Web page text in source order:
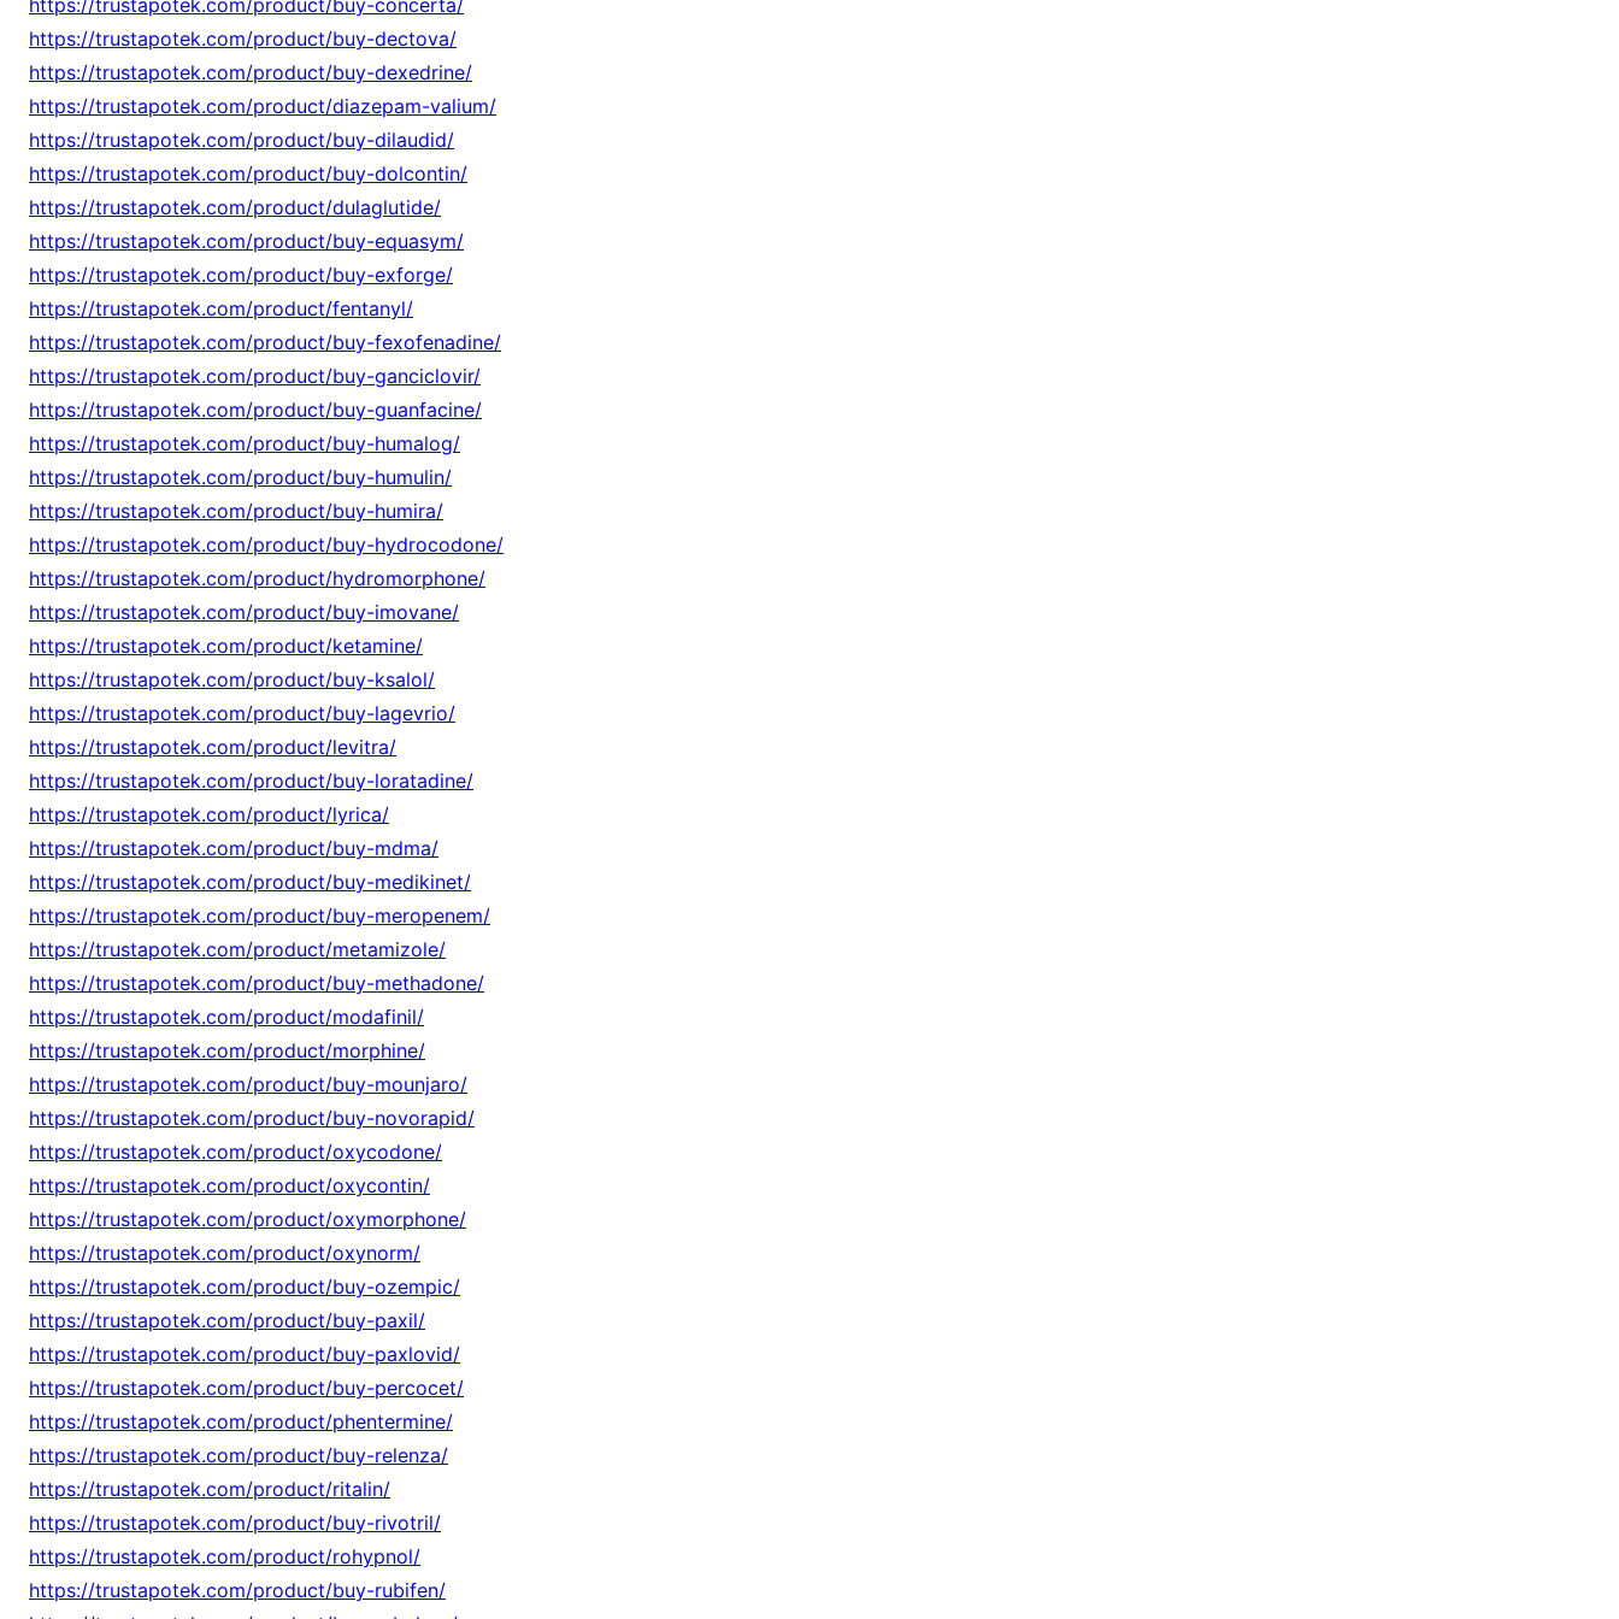
https://trustapotek.com/product/buy-dectova/
https://trustapotek.com/product/buy-dexedrine/
https://trustapotek.com/product/diazepam-valium/
https://trustapotek.com/product/buy-dilaudid/
https://trustapotek.com/product/buy-dolcontin/
https://trustapotek.com/product/dulaglutide/
https://trustapotek.com/product/buy-equasym/
https://trustapotek.com/product/buy-exforge/
https://trustapotek.com/product/fentanyl/
https://trustapotek.com/product/buy-fexofenadine/
https://trustapotek.com/product/buy-ganciclovir/
https://trustapotek.com/product/buy-guanfacine/
https://trustapotek.com/product/buy-humalog/
https://trustapotek.com/product/buy-humulin/
https://trustapotek.com/product/buy-humira/
https://trustapotek.com/product/buy-hydrocodone/
https://trustapotek.com/product/hydromorphone/
https://trustapotek.com/product/buy-imovane/
https://trustapotek.com/product/ketamine/
https://trustapotek.com/product/buy-ksalol/
https://trustapotek.com/product/buy-lagevrio/
https://trustapotek.com/product/levitra/
https://trustapotek.com/product/buy-loratadine/
https://trustapotek.com/product/lyrica/
https://trustapotek.com/product/buy-mdma/
https://trustapotek.com/product/buy-medikinet/
https://trustapotek.com/product/buy-meropenem/
https://trustapotek.com/product/metamizole/
https://trustapotek.com/product/buy-methadone/
https://trustapotek.com/product/modafinil/
https://trustapotek.com/product/morphine/
https://trustapotek.com/product/buy-mounjaro/
https://trustapotek.com/product/buy-novorapid/
https://trustapotek.com/product/oxycodone/
https://trustapotek.com/product/oxycontin/
https://trustapotek.com/product/oxymorphone/
https://trustapotek.com/product/oxynorm/
https://trustapotek.com/product/buy-ozempic/
https://trustapotek.com/product/buy-paxil/
https://trustapotek.com/product/buy-paxlovid/
https://trustapotek.com/product/buy-percocet/
https://trustapotek.com/product/phentermine/
https://trustapotek.com/product/buy-relenza/
https://trustapotek.com/product/ritalin/
https://trustapotek.com/product/buy-rivotril/
https://trustapotek.com/product/rohypnol/
https://trustapotek.com/product/buy-rubifen/